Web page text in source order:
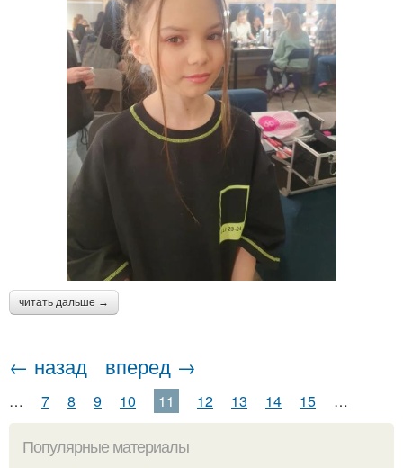
читать дальше →
← назад вперед →
… 7 8 9 10 11 12 13 14 15 …
Популярные материалы